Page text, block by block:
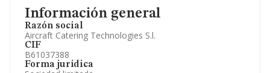
Información general
Razón social
Aircraft Catering Technologies S.l.
CIF
B61037388
Forma jurídica
Información oficial y registral complementaria.